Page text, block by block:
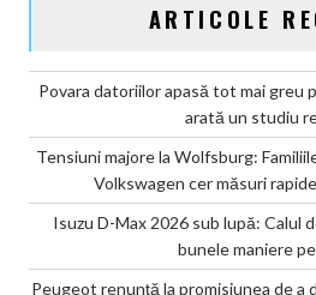
ARTICOLE
Povara datoriilor apasă tot mai greu
arată un studiu
Tensiuni majore la Wolfsburg:
Volkswagen cer măsuri
Isuzu D-Max 2026 sub lupă: Calul
bunele maniere
Peugeot renunță la promisiunea de a